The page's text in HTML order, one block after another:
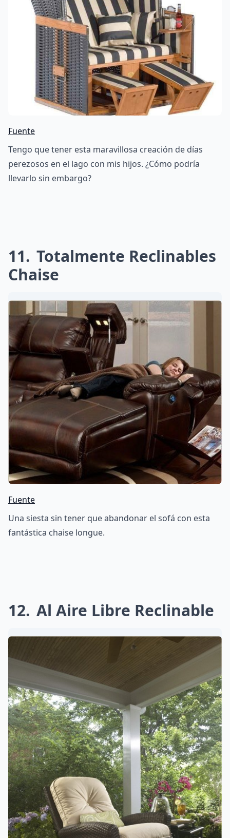
Fuente
Tengo que tener esta maravillosa creación de días
perezosos en el lago con mis hijos. ¿Cómo podría
llevarlo sin embargo?
11
Totalmente Reclinables
Chaise
Fuente
Una siesta sin tener que abandonar el sofá con esta
fantástica chaise longue.
12 Al Aire Libre Reclinable